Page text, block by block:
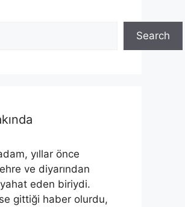
Search
yıllar önce
ve diyarından
eden biriydi.
gittiği haber olurdu,